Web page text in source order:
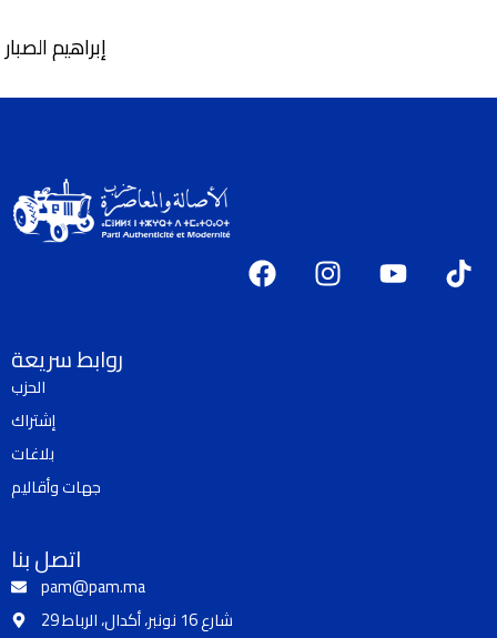
إبراهيم الصبار
F
a
I
n
Y
o
T
i
روابط سريعة
الحزب
إشتراك
بلاغات
جهات وأقاليم
اتصل بنا
pam@pam.ma
29 شارع 16 نونبر، أكدال، الرباط